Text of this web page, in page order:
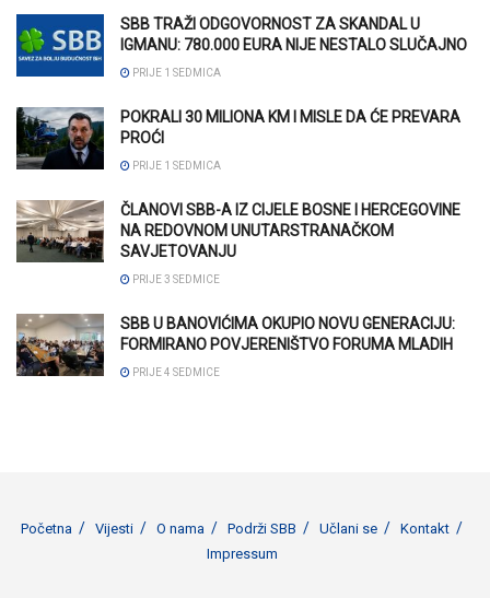
SBB TRAŽI ODGOVORNOST ZA SKANDAL U
IGMANU: 780.000 EURA NIJE NESTALO SLUČAJNO
PRIJE 1 SEDMICA
POKRALI 30 MILIONA KM I MISLE DA ĆE PREVARA
PROĆI
PRIJE 1 SEDMICA
ČLANOVI SBB-A IZ CIJELE BOSNE I HERCEGOVINE
NA REDOVNOM UNUTARSTRANAČKOM
SAVJETOVANJU
PRIJE 3 SEDMICE
SBB U BANOVIĆIMA OKUPIO NOVU GENERACIJU:
FORMIRANO POVJERENIŠTVO FORUMA MLADIH
PRIJE 4 SEDMICE
Početna Vijesti O nama Podrži SBB Učlani se
Kontakt
Impressum